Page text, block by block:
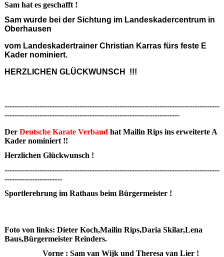
Sam hat es geschafft !
Sam wurde bei der Sichtung im Landeskadercentrum in
Oberhausen
vom Landeskadertrainer Christian Karras fürs feste E
Kader nominiert.
HERZLICHEN GLÜCKWUNSCH !!!
--------------------------------------------------------------------------------------
----------------------------------------------------------------------
Der Deutsche Karate Verband hat Mailin Rips ins erweiterte A
Kader nominiert !!
Herzlichen Glückwunsch !
--------------------------------------------------------------------------------------
-----------------------
Sportlerehrung im Rathaus beim Bürgermeister !
Foto von links: Dieter Koch,Mailin Rips,Daria Skilar,Lena
Baus,Bürgermeister Reinders.
Vorne : Sam van Wijk und Theresa van Lier !